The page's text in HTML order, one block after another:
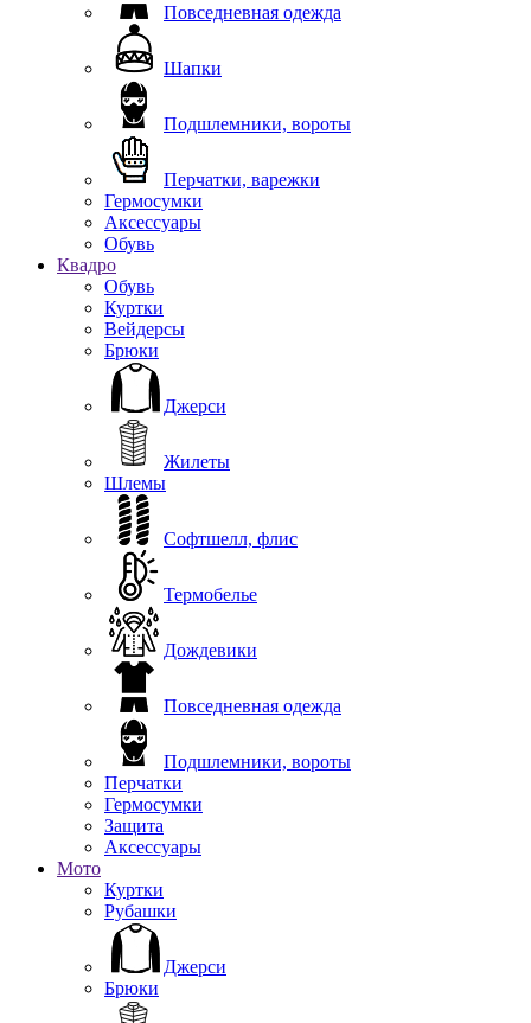
Повседневная одежда
Шапки
Подшлемники, вороты
Перчатки, варежки
Гермосумки
Аксессуары
Обувь
Квадро
Обувь
Куртки
Вейдерсы
Брюки
Джерси
Жилеты
Шлемы
Софтшелл, флис
Термобелье
Дождевики
Повседневная одежда
Подшлемники, вороты
Перчатки
Гермосумки
Защита
Аксессуары
Мото
Куртки
Рубашки
Джерси
Брюки